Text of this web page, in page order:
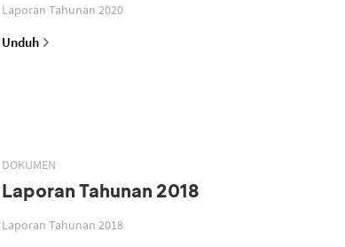
Laporan Tahunan 2020
Unduh
DOKUMEN
Laporan Tahunan 2018
Laporan Tahunan 2018